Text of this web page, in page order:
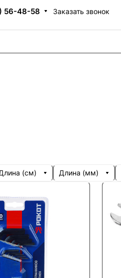
56-48-58 Заказать звонок
(см) Длина (мм)